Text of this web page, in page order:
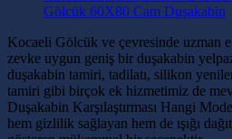
Gölcük 60X80 Cam Duşakabin
Kocaeli Gölcük ve çevresinde uzman
zevke uygun geniş bir duşakabin
duşakabin tamiri, tadilatı, silikon
tamiri gibi birçok ek hizmetimiz de
Duşakabin Karşılaştırması Hangi
hem gizlilik sağlayan hem de ışığı